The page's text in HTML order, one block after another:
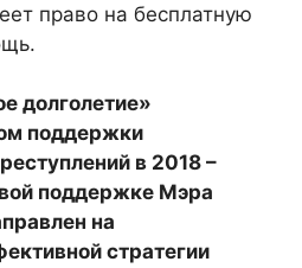
право на бесплатную
долголетие»
поддержки
в 2018 –
поддержке Мэра
на
стратегии